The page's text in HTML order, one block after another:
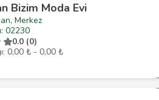
Bizim Moda Evi
Merkez
02230
0.0 (0)
0,00 ₺ - 0,00 ₺